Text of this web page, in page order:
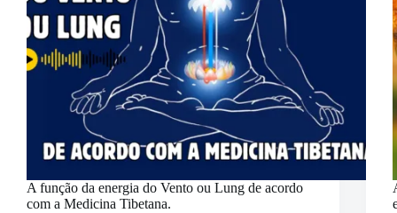
A função da energia do Vento ou Lung de acordo
com a Medicina Tibetana.